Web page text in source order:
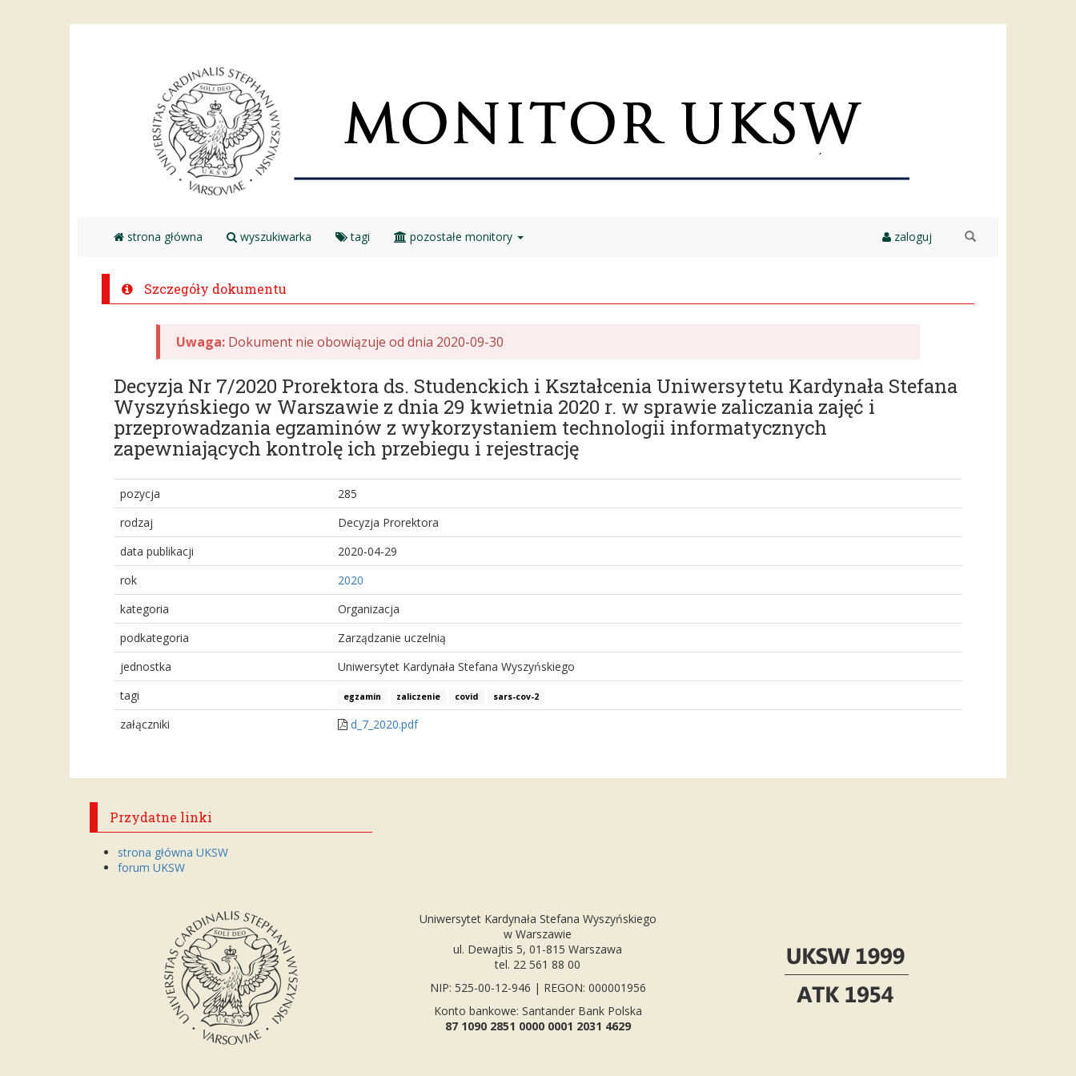
strona główna wyszukiwarka tagi pozostałe monitory zaloguj
Szczegóły dokumentu
Uwaga: Dokument nie obowiązuje od dnia 2020-09-30
Decyzja Nr 7/2020 Prorektora ds. Studenckich i Kształcenia Uniwersytetu Kardynała Stefana
Wyszyńskiego w Warszawie z dnia 29 kwietnia 2020 r. w sprawie zaliczania zajęć i
przeprowadzania egzaminów z wykorzystaniem technologii informatycznych
zapewniających kontrolę ich przebiegu i rejestrację
pozycja
285
rodzaj
Decyzja Prorektora
data publikacji
2020-04-29
rok
2020
kategoria
Organizacja
podkategoria
Zarządzanie uczelnią
jednostka
Uniwersytet Kardynała Stefana Wyszyńskiego
tagi
egzamin zaliczenie covid sars-cov-2
załączniki d_7_2020.pdf
Przydatne linki
strona główna UKSW
forum UKSW
Uniwersytet Kardynała Stefana Wyszyńskiego
w Warszawie
ul. Dewajtis 5, 01-815 Warszawa
tel. 22 561 88 00
NIP: 525-00-12-946 | REGON: 000001956
Konto bankowe: Santander Bank Polska
87 1090 2851 0000 0001 2031 4629